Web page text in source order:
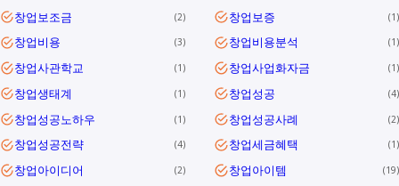
창업보조금 2 창업보증 1
창업비용 3 창업비용분석 1
창업사관학교 1 창업사업화자금 1
창업생태계 1 창업성공 4
창업성공노하우 1 창업성공사례 2
창업성공전략 4 창업세금혜택 1
창업아이디어 2 창업아이템 19